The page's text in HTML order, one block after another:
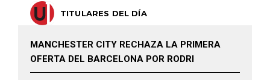
TITULARES DEL DÍA
MANCHESTER CITY RECHAZA LA PRIMERA
OFERTA DEL BARCELONA POR RODRI